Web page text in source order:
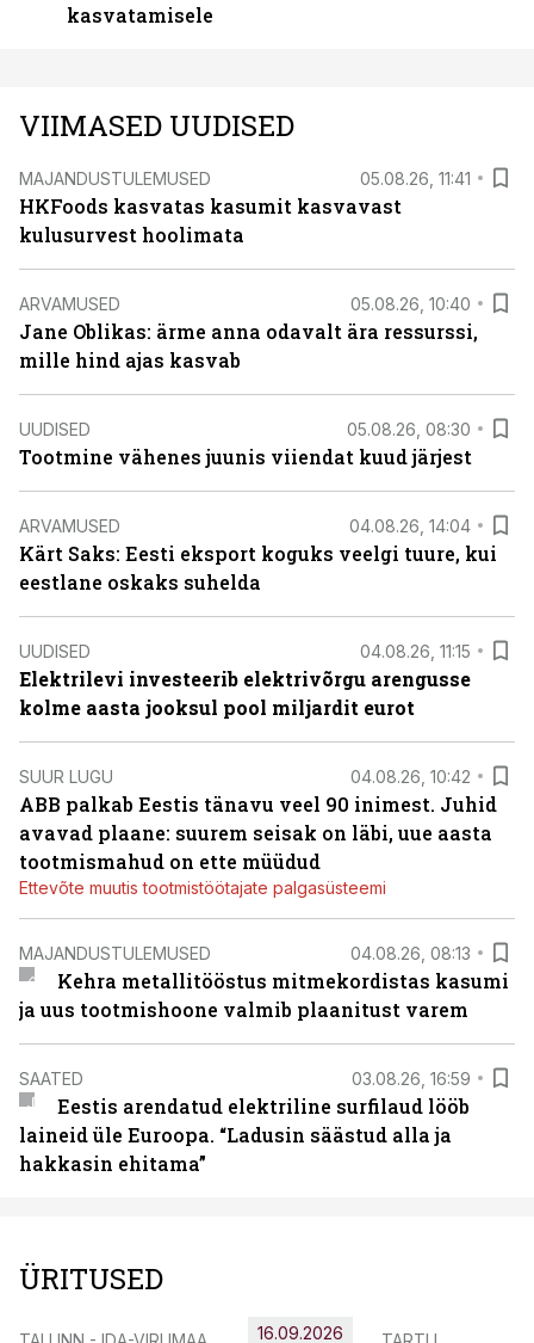
kasvatamisele
VIIMASED UUDISED
MAJANDUSTULEMUSED 05.08.26, 11:41
HKFoods kasvatas kasumit kasvavast
kulusurvest hoolimata
ARVAMUSED 05.08.26, 10:40
Jane Oblikas: ärme anna odavalt ära ressurssi,
mille hind ajas kasvab
UUDISED 05.08.26, 08:30
Tootmine vähenes juunis viiendat kuud järjest
ARVAMUSED 04.08.26, 14:04
Kärt Saks: Eesti eksport koguks veelgi tuure, kui
eestlane oskaks suhelda
UUDISED 04.08.26, 11:15
Elektrilevi investeerib elektrivõrgu arengusse
kolme aasta jooksul pool miljardit eurot
SUUR LUGU 04.08.26, 10:42
ABB palkab Eestis tänavu veel 90 inimest. Juhid
avavad plaane: suurem seisak on läbi, uue aasta
tootmismahud on ette müüdud
Ettevõte muutis tootmistöötajate palgasüsteemi
MAJANDUSTULEMUSED 04.08.26, 08:13
Kehra metallitööstus mitmekordistas kasumi
ja uus tootmishoone valmib plaanitust varem
SAATED 03.08.26, 16:59
Eestis arendatud elektriline surfilaud lööb
laineid üle Euroopa. “Ladusin säästud alla ja
hakkasin ehitama”
ÜRITUSED
16.09.2026